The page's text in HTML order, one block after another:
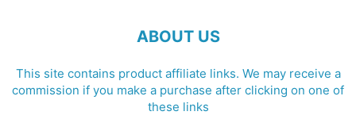
ABOUT US
This site contains product affiliate links. We may receive a
commission if you make a purchase after clicking on one of
these links